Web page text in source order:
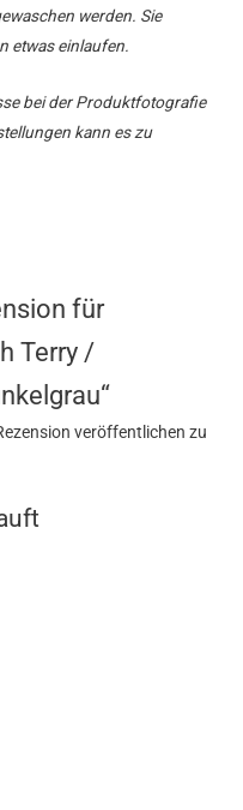
werden. Sie
etwas einlaufen.
bei der Produktfotografie
kann es zu
für
Terry /
veröffentlichen zu